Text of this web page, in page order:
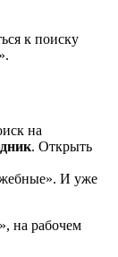
к поиску
на
. Открыть
И уже
на рабочем